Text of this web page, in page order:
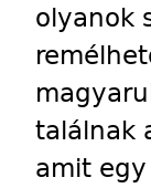
olyanok
találnak
amit